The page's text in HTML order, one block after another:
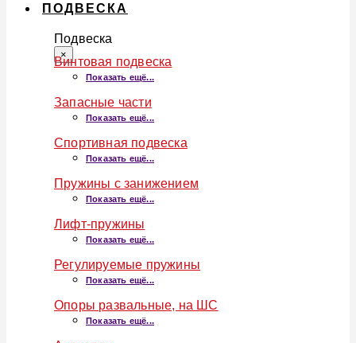
ПОДВЕСКА
Подвеска
×
Винтовая подвеска
Показать ещё...
Запасные части
Показать ещё...
Спортивная подвеска
Показать ещё...
Пружины с занижением
Показать ещё...
Лифт-пружины
Показать ещё...
Регулируемые пружины
Показать ещё...
Опоры развальные, на ШС
Показать ещё...